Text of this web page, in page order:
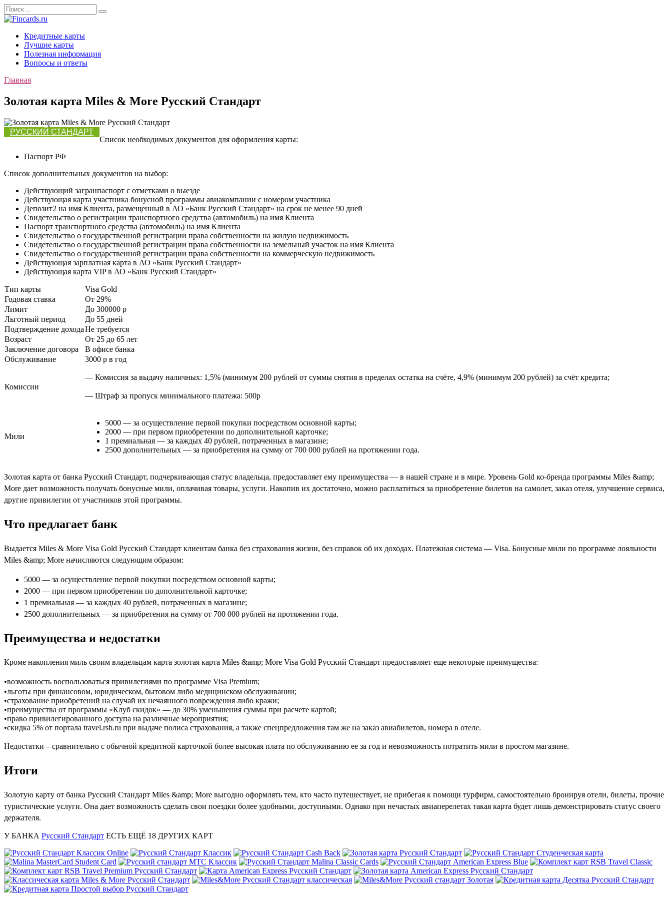
Перейти
к
Search
for:
Кредитные карты
Лучшие карты
Полезная информация
Вопросы и ответы
Главная
Золотая карта Miles & More Русский Стандарт
РУССКИЙ СТАНДАРТ
Список необходимых документов для оформления карты:
Паспорт РФ
Список дополнительных документов на выбор:
Действующий загранпаспорт с отметками о выезде
Действующая карта участника бонусной программы авиакомпании с номером участника
Депозит2 на имя Клиента, размещенный в АО «Банк Русский Стандарт» на срок не менее 90 дней
Свидетельство о регистрации транспортного средства (автомобиль) на имя Клиента
Паспорт транспортного средства (автомобиль) на имя Клиента
Свидетельство о государственной регистрации права собственности на жилую недвижимость
Свидетельство о государственной регистрации права собственности на земельный участок на имя Клиента
Свидетельство о государственной регистрации права собственности на коммерческую недвижимость
Действующая зарплатная карта в АО «Банк Русский Стандарт»
Действующая карта VIP в АО «Банк Русский Стандарт»
Тип карты
Visa Gold
Годовая ставка
От 29%
Лимит
До 300000 p
Льготный период
До 55 дней
Подтверждение доходаНе требуется
Возраст
От 25 до 65 лет
Заключение договора
В офисе банка
Обслуживание
3000 p в год
Комиссии
— Комиссия за выдачу наличных: 1,5% (минимум 200 рублей от суммы снятия в пределах остатка на счёте, 4,9% (минимум 200 рублей) за счёт кредита;
— Штраф за пропуск минимального платежа: 500р
Мили
5000 — за осуществление первой покупки посредством основной карты;
2000 — при первом приобретении по дополнительной карточке;
1 премиальная — за каждых 40 рублей, потраченных в магазине;
2500 дополнительных — за приобретения на сумму от 700 000 рублей на протяжении года.
Золотая карта от банка Русский Стандарт, подчеркивающая статус владельца, предоставляет ему преимущества — в нашей стране и в мире. Уровень Gold ко-бренда программы Miles &amp;
More дает возможность получать бонусные мили, оплачивая товары, услуги. Накопив их достаточно, можно расплатиться за приобретение билетов на самолет, заказ отеля, улучшение сервиса,
другие привилегии от участников этой программы.
Что предлагает банк
Выдается Miles & More Visa Gold Русский Стандарт клиентам банка без страхования жизни, без справок об их доходах. Платежная система — Visa. Бонусные мили по программе лояльности
Miles &amp; More начисляются следующим образом:
5000 — за осуществление первой покупки посредством основной карты;
2000 — при первом приобретении по дополнительной карточке;
1 премиальная — за каждых 40 рублей, потраченных в магазине;
2500 дополнительных — за приобретения на сумму от 700 000 рублей на протяжении года.
Преимущества и недостатки
Кроме накопления миль своим владельцам карта золотая карта Miles &amp; More Visa Gold Русский Стандарт предоставляет еще некоторые преимущества:
•возможность воспользоваться привилегиями по программе Visa Premium;
•льготы при финансовом, юридическом, бытовом либо медицинском обслуживании;
•страхование приобретений на случай их нечаянного повреждения либо кражи;
•преимущества от программы «Клуб скидок» — до 30% уменьшения суммы при расчете картой;
•право привилегированного доступа на различные мероприятия;
•скидка 5% от портала travel.rsb.ru при выдаче полиса страхования, а также спецпредложения там же на заказ авиабилетов, номера в отеле.
Недостатки – сравнительно с обычной кредитной карточкой более высокая плата по обслуживанию ее за год и невозможность потратить мили в простом магазине.
Итоги
Золотую карту от банка Русский Стандарт Miles &amp; More выгодно оформлять тем, кто часто путешествует, не прибегая к помощи турфирм, самостоятельно бронируя отели, билеты, прочие
туристические услуги. Она дает возможность сделать свои поездки более удобными, доступными. Однако при нечастых авиаперелетах такая карта будет лишь демонстрировать статус своего
держателя.
У БАНКА Русский Стандарт ЕСТЬ ЕЩЁ 18 ДРУГИХ КАРТ